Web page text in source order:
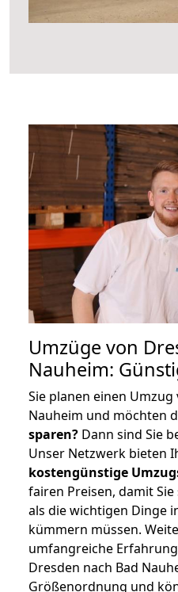
Umzüge von
Nauheim:
Sie planen einen
Nauheim und möchten
sparen? Dann sind Sie
Unser Netzwerk bieten
kostengünstige
fairen Preisen, damit
als die wichtigen Dinge
kümmern müssen.
umfangreiche
Dresden nach Bad
Größenordnung und